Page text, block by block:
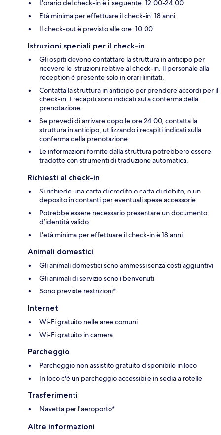
L'orario del check-in è il seguente: 12:00-24:00
Età minima per effettuare il check-in: 18 anni
Il check-out è previsto alle ore: 10:00
Istruzioni speciali per il check-in
Gli ospiti devono contattare la struttura in anticipo per
ricevere le istruzioni relative al check-in. Il personale alla
reception è presente solo in orari limitati.
Contatta la struttura in anticipo per prendere accordi per il
check-in. I recapiti sono indicati sulla conferma della
prenotazione.
Se prevedi di arrivare dopo le ore 24:00, contatta la
struttura in anticipo, utilizzando i recapiti indicati sulla
conferma della prenotazione.
Le informazioni fornite dalla struttura potrebbero essere
tradotte con strumenti di traduzione automatica.
Richiesti al check-in
Si richiede una carta di credito o carta di debito, o un
deposito in contanti per eventuali spese accessorie
Potrebbe essere necessario presentare un documento
d’identità valido
L'età minima per effettuare il check-in è 18 anni
Animali domestici
Gli animali domestici sono ammessi senza costi aggiuntivi
Gli animali di servizio sono i benvenuti
Sono previste restrizioni*
Internet
Wi-Fi gratuito nelle aree comuni
Wi-Fi gratuito in camera
Parcheggio
Parcheggio non assistito gratuito disponibile in loco
In loco c'è un parcheggio accessibile in sedia a rotelle
Trasferimenti
Navetta per l'aeroporto*
Altre informazioni